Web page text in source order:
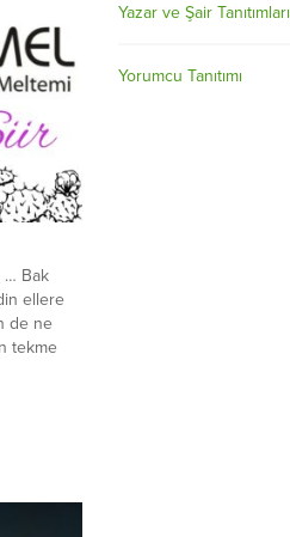
… Bak
ellere
de ne
tekme
Dertten
sadece
Yazar ve Şair Tanıtımları
Yorumcu Tanıtımı